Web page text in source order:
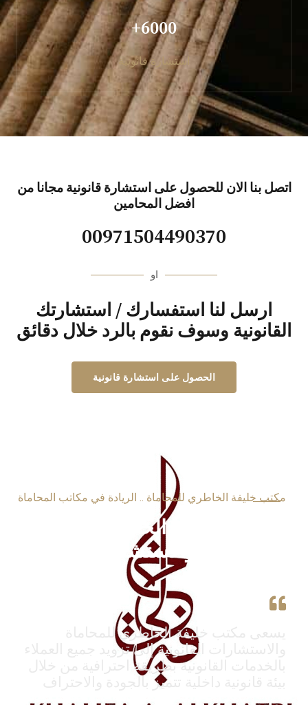
6000+
استشارة قانونية
اتصل بنا الان للحصول على استشارة قانونية مجانا من
افضل المحامين
00971504490370
او
ارسل لنا استفسارك / استشارتك
القانونية وسوف نقوم بالرد خلال دقائق
الحصول على استشارة قانونية
مكتب خليفة الخاطري للمحاماة .. الريادة في مكاتب المحاماة
خليفة الخاطري للمحاماة
والاستشارات القانونية
يسعى مكتب خليفة الخاطري للمحاماة
والاستشارات القانونية إلى تزويد جميع العملاء
بالخدمات القانونية بطريقة احترافية من خلال
بيئة قانونية داخلية تتميز بالجودة والاحتراف